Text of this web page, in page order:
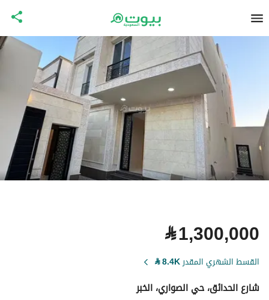
⃁1,300,000
القسط الشهري المقدر8.4K
⃁
شارع الحدائق، حي الصواري، الخبر